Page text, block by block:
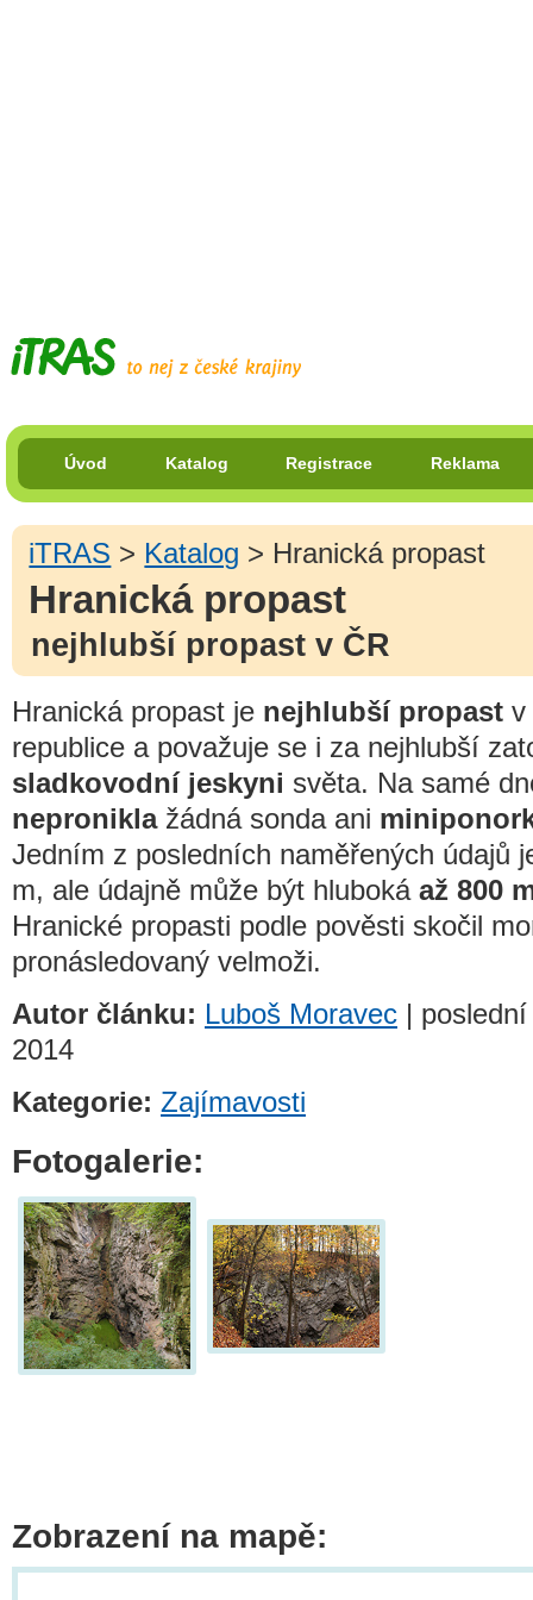
Úvod Katalog Registrace Reklama
iTRAS > Katalog > Hranická propast
Hranická propast
nejhlubší propast v ČR
Hranická propast je nejhlubší propast v
republice a považuje se i za nejhlubší
sladkovodní jeskyni světa. Na samé
neproniklažádná sonda ani
Jedním z posledních naměřených údajů
m, ale údajně může být hluboká až 800
Hranické propasti podle pověsti skočil
pronásledovaný velmoži.
Autor článku: Luboš Moravec |
2014
Kategorie: Zajímavosti
Fotogalerie:
Zobrazení na mapě: